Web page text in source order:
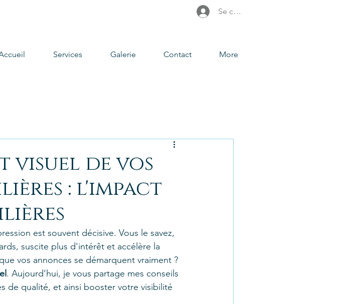
Virtuel, Visite Virtuel 360°, Drone, Photographe ToulouseSe connecter
visuel de vos
: l'impact
est souvent décisive. Vous le savez,
suscite plus d'intérêt et accélère la
vos annonces se démarquent vraiment ?
. Aujourd’hui, je vous partage mes conseils
de qualité, et ainsi booster votre visibilité
Services Galerie Contact More